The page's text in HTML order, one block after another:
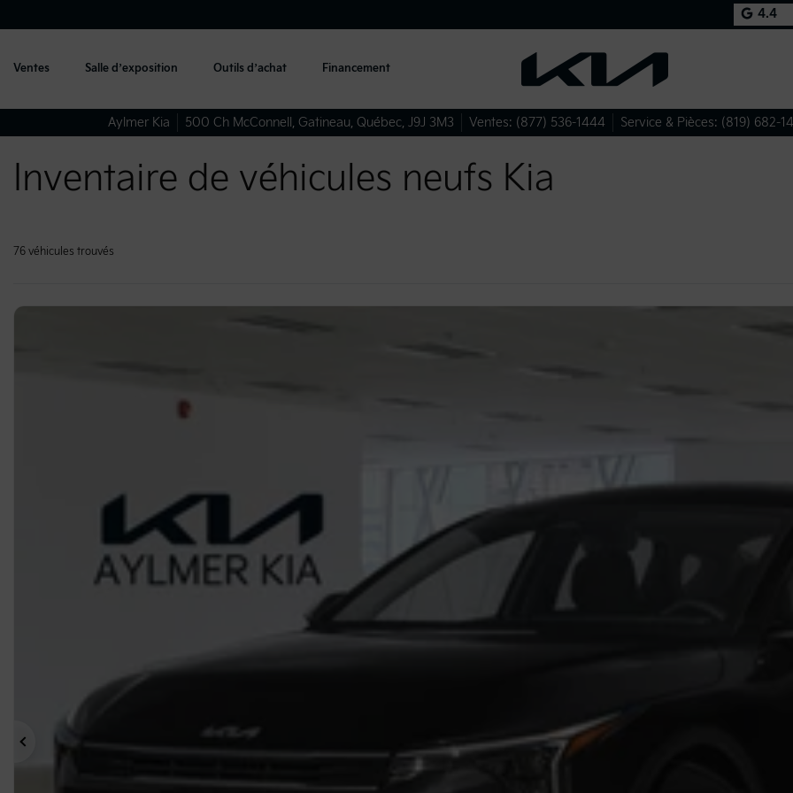
4.4
Ventes Salle d’exposition Outils d’achat Financement
Aylmer Kia 500 Ch McConnell , Gatineau, Québec, J9J 3M3 Ventes: (877) 536-1444 Service & Pièces: (819) 682-
Inventaire de véhicules neufs Kia
76 véhicules trouvés
Précédent